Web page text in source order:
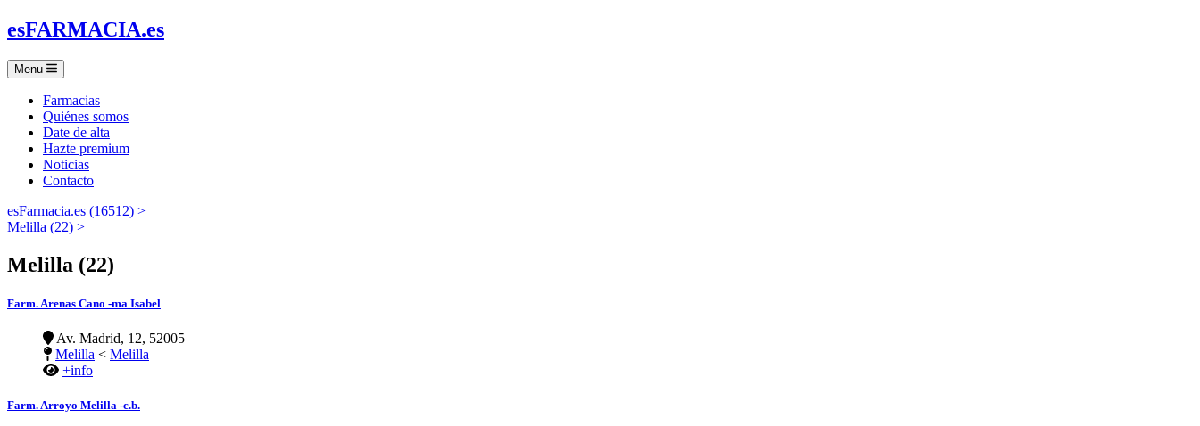
esFARMACIA.es
Menu
Farmacias
Quiénes somos
Date de alta
Hazte premium
Noticias
Contacto
esFarmacia.es (16512) >
Melilla (22) >
Melilla (22)
Farm. Arenas Cano -ma Isabel
Av. Madrid, 12, 52005
Melilla < Melilla
+info
Farm. Arroyo Melilla -c.b.